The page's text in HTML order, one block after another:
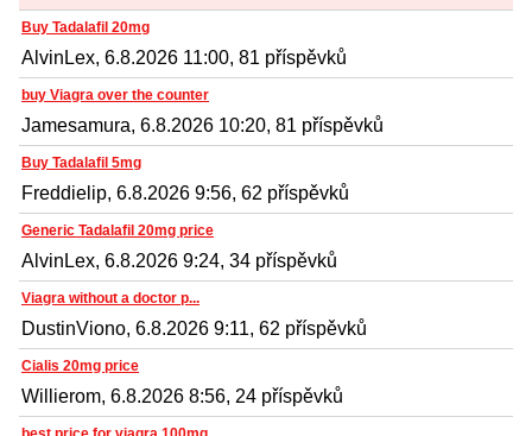
Buy Tadalafil 20mg
AlvinLex, 6.8.2026 11:00, 81 příspěvků
buy Viagra over the counter
Jamesamura, 6.8.2026 10:20, 81 příspěvků
Buy Tadalafil 5mg
Freddielip, 6.8.2026 9:56, 62 příspěvků
Generic Tadalafil 20mg price
AlvinLex, 6.8.2026 9:24, 34 příspěvků
Viagra without a doctor p...
DustinViono, 6.8.2026 9:11, 62 příspěvků
Cialis 20mg price
Willierom, 6.8.2026 8:56, 24 příspěvků